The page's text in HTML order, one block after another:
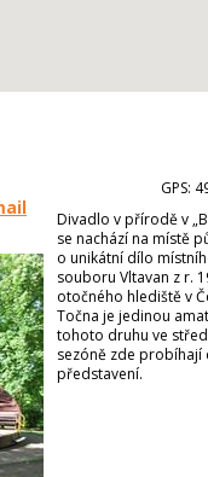
GPS:
Divadlo v přírodě v
se nachází na místě
o unikátní dílo
souboru Vltavan z r.
otočného hlediště v
Točna je jedinou
tohoto druhu ve
sezóně zde probíhají
představení.